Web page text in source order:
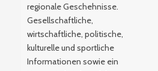
regionale Geschehnisse.
Gesellschaftliche,
wirtschaftliche, politische,
kulturelle und sportliche
Informationen sowie ein